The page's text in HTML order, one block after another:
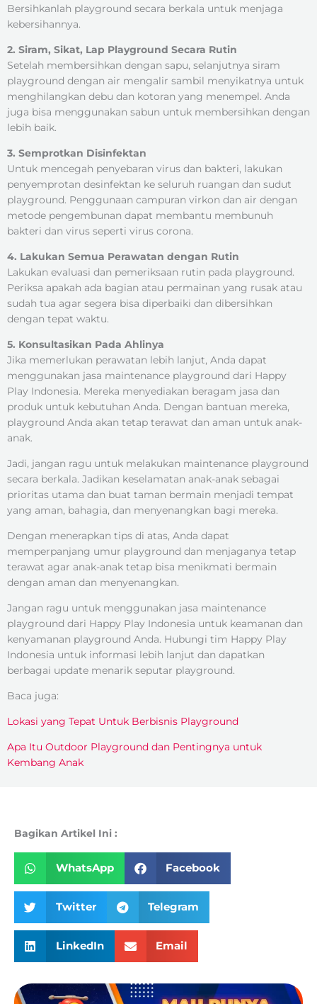
Bersihkanlah playground secara berkala untuk menjaga
kebersihannya.
2. Siram, Sikat, Lap Playground Secara Rutin
Setelah membersihkan dengan sapu, selanjutnya siram
playground dengan air mengalir sambil menyikatnya untuk
menghilangkan debu dan kotoran yang menempel. Anda
juga bisa menggunakan sabun untuk membersihkan dengan
lebih baik.
3. Semprotkan Disinfektan
Untuk mencegah penyebaran virus dan bakteri, lakukan
penyemprotan desinfektan ke seluruh ruangan dan sudut
playground. Penggunaan campuran virkon dan air dengan
metode pengembunan dapat membantu membunuh
bakteri dan virus seperti virus corona.
4. Lakukan Semua Perawatan dengan Rutin
Lakukan evaluasi dan pemeriksaan rutin pada playground.
Periksa apakah ada bagian atau permainan yang rusak atau
sudah tua agar segera bisa diperbaiki dan dibersihkan
dengan tepat waktu.
5. Konsultasikan Pada Ahlinya
Jika memerlukan perawatan lebih lanjut, Anda dapat
menggunakan jasa maintenance playground dari Happy
Play Indonesia. Mereka menyediakan beragam jasa dan
produk untuk kebutuhan Anda. Dengan bantuan mereka,
playground Anda akan tetap terawat dan aman untuk anak-
anak.
Jadi, jangan ragu untuk melakukan maintenance playground
secara berkala. Jadikan keselamatan anak-anak sebagai
prioritas utama dan buat taman bermain menjadi tempat
yang aman, bahagia, dan menyenangkan bagi mereka.
Dengan menerapkan tips di atas, Anda dapat
memperpanjang umur playground dan menjaganya tetap
terawat agar anak-anak tetap bisa menikmati bermain
dengan aman dan menyenangkan.
Jangan ragu untuk menggunakan jasa maintenance
playground dari Happy Play Indonesia untuk keamanan dan
kenyamanan playground Anda. Hubungi tim Happy Play
Indonesia untuk informasi lebih lanjut dan dapatkan
berbagai update menarik seputar playground.
Baca juga:
Lokasi yang Tepat Untuk Berbisnis Playground
Apa Itu Outdoor Playground dan Pentingnya untuk
Kembang Anak
Bagikan Artikel Ini :
WhatsApp Facebook
Twitter Telegram
LinkedIn Email